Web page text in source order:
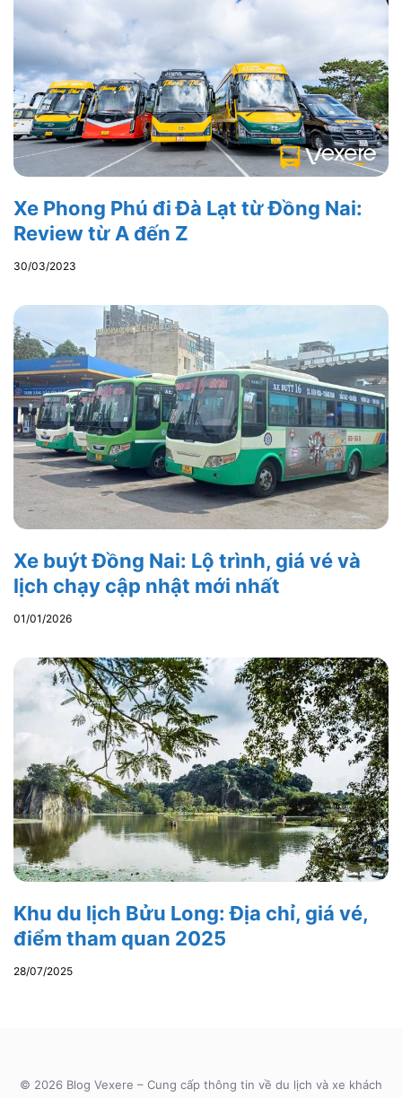
Xe Phong Phú đi Đà Lạt từ Đồng Nai:
Review từ A đến Z
30/03/2023
Xe buýt Đồng Nai: Lộ trình, giá vé và
lịch chạy cập nhật mới nhất
01/01/2026
Khu du lịch Bửu Long: Địa chỉ, giá vé,
điểm tham quan 2025
28/07/2025
© 2026 Blog Vexere – Cung cấp thông tin về du lịch và xe khách